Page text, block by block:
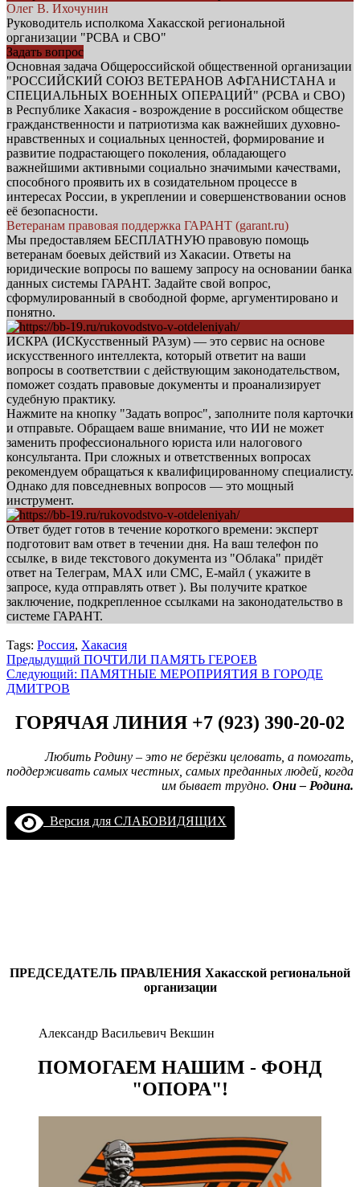
Олег В. Ихочунин
Руководитель исполкома Хакасской региональной
организации "РСВА и СВО"
Задать вопрос
Основная задача Общероссийской общественной организации
"РОССИЙСКИЙ СОЮЗ ВЕТЕРАНОВ АФГАНИСТАНА и
СПЕЦИАЛЬНЫХ ВОЕННЫХ ОПЕРАЦИЙ" (РСВА и СВО)
в Республике Хакасия - возрождение в российском обществе
гражданственности и патриотизма как важнейших духовно-
нравственных и социальных ценностей, формирование и
развитие подрастающего поколения, обладающего
важнейшими активными социально значимыми качествами,
способного проявить их в созидательном процессе в
интересах России, в укреплении и совершенствовании основ
её безопасности.
Ветеранам правовая поддержка ГАРАНТ (garant.ru)
Мы предоставляем БЕСПЛАТНУЮ правовую помощь
ветеранам боевых действий из Хакасии. Ответы на
юридические вопросы по вашему запросу на основании банка
данных системы ГАРАНТ. Задайте свой вопрос,
сформулированный в свободной форме, аргументировано и
понятно.
ИСКРА (ИСКусственный РАзум) — это сервис на основе
искусственного интеллекта, который ответит на ваши
вопросы в соответствии с действующим законодательством,
поможет создать правовые документы и проанализирует
судебную практику.
Нажмите на кнопку "Задать вопрос", заполните поля карточки
и отправьте. Обращаем ваше внимание, что ИИ не может
заменить профессионального юриста или налогового
консультанта. При сложных и ответственных вопросах
рекомендуем обращаться к квалифицированному специалисту.
Однако для повседневных вопросов — это мощный
инструмент.
Ответ будет готов в течение короткого времени: эксперт
подготовит вам ответ в течении дня. На ваш телефон по
ссылке, в виде текстового документа из "Облака" придёт
ответ на Телеграм, МАХ или СМС, Е-майл ( укажите в
запросе, куда отправлять ответ ). Вы получите краткое
заключение, подкрепленное ссылками на законодательство в
системе ГАРАНТ.
Tags: Россия, Хакасия
Навигация
записи
Предыдущий ПОЧТИЛИ ПАМЯТЬ ГЕРОЕВ
Следующий: ПАМЯТНЫЕ МЕРОПРИЯТИЯ В ГОРОДЕ
ДМИТРОВ
ГОРЯЧАЯ ЛИНИЯ +7 (923) 390-20-02
Любить Родину – это не берёзки целовать, а помогать,
поддерживать самых честных, самых преданных людей, когда
им бывает трудно. Они – Родина.
Версия для СЛАБОВИДЯЩИХ
ПРЕДСЕДАТЕЛЬ ПРАВЛЕНИЯ Хакасской региональной
организации
Александр Васильевич Векшин
ПОМОГАЕМ НАШИМ - ФОНД
"ОПОРА"!